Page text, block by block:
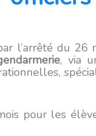
l’arrêté du 26
, via
pour les